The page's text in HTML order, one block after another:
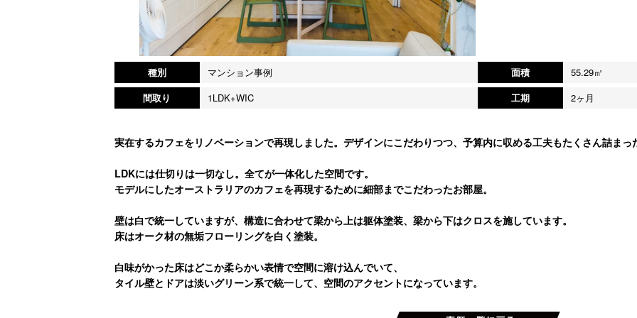
種別 マンション事例 面積
55.29㎡
間取り
1LDK+WIC 工期 2ヶ月
実在するカフェをリノベーションで再現しました。デザインにこだわりつつ、予算内に収める工夫もたくさん詰まっ
LDKには仕切りは一切なし。全てが一体化した空間です。
モデルにしたオーストラリアのカフェを再現するために細部までこだわったお部屋。
壁は白で統一していますが、構造に合わせて梁から上は躯体塗装、梁から下はクロスを施しています。
床はオーク材の無垢フローリングを白く塗装。
白味がかった床はどこか柔らかい表情で空間に溶け込んでいて、
タイル壁とドアは淡いグリーン系で統一して、空間のアクセントになっています。